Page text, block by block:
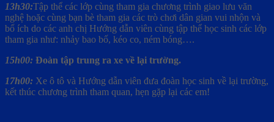
13h30:Tập thể các lớp cùng tham gia chương trình giao lưu văn
nghệ hoặc cùng bạn bè tham gia các trò chơi dân gian vui nhộn và
bổ ích do các anh chị Hướng dẫn viên cùng tập thể học sinh các lớp
tham gia như: nhảy bao bố, kéo co, ném bóng….
15h00: Đoàn tập trung ra xe về lại trường.
17h00: Xe ô tô và Hướng dẫn viên đưa đoàn học sinh về lại trường,
kết thúc chương trình tham quan, hẹn gặp lại các em!